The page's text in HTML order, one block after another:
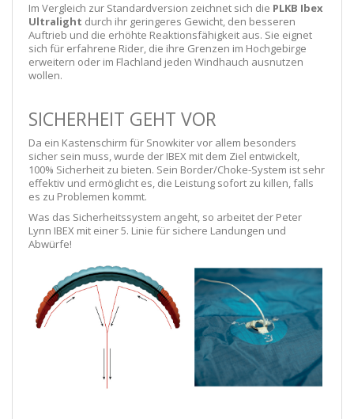
Im Vergleich zur Standardversion zeichnet sich die PLKB Ibex
Ultralight durch ihr geringeres Gewicht, den besseren
Auftrieb und die erhöhte Reaktionsfähigkeit aus. Sie eignet
sich für erfahrene Rider, die ihre Grenzen im Hochgebirge
erweitern oder im Flachland jeden Windhauch ausnutzen
wollen.
SICHERHEIT GEHT VOR
Da ein Kastenschirm für Snowkiter vor allem besonders
sicher sein muss, wurde der IBEX mit dem Ziel entwickelt,
100% Sicherheit zu bieten. Sein Border/Choke-System ist sehr
effektiv und ermöglicht es, die Leistung sofort zu killen, falls
es zu Problemen kommt.
Was das Sicherheitssystem angeht, so arbeitet der Peter
Lynn IBEX mit einer 5. Linie für sichere Landungen und
Abwürfe!